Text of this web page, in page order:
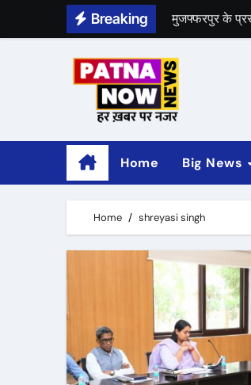
Breaking
मुजफ्फरपुर के
Home Big News
Home shreyasi singh